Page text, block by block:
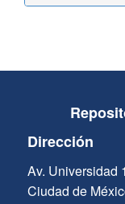
Dirección
Av. Universidad
Ciudad de